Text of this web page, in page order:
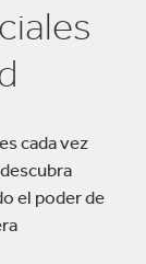
cada vez
el poder de